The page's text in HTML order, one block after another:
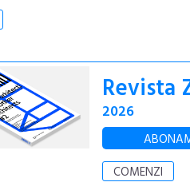
Revista
2026
COMENZI